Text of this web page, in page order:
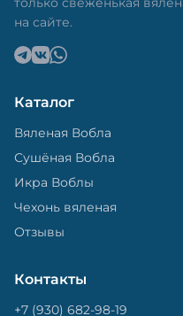
на сайте.
Каталог
Вяленая Вобла
Сушёная Вобла
Икра Воблы
Чехонь вяленая
Отзывы
Контакты
+7 (930) 682-98-19